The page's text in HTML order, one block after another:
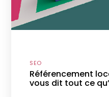
SEO
Référencement
vous dit tout ce